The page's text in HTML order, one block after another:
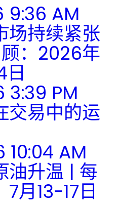
9:36 AM
场持续紧张
：2026年
3:39 PM
交易中的运
AM
油升温 | 每
月13-17日